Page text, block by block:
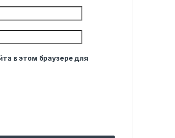
в этом браузере для